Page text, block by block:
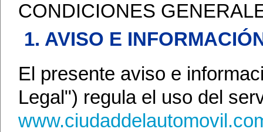
CONDICIONES
1. AVISO E
El presente aviso e
Legal") regula el uso del